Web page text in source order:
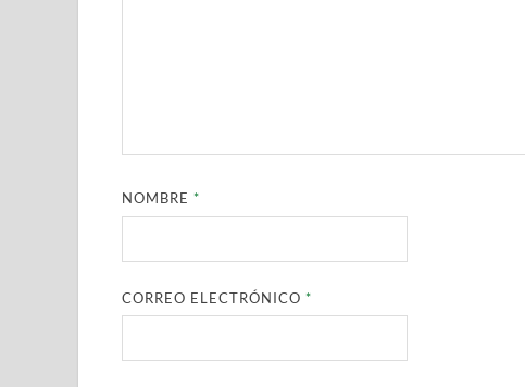
NOMBRE*
CORREO ELECTRÓNICO*